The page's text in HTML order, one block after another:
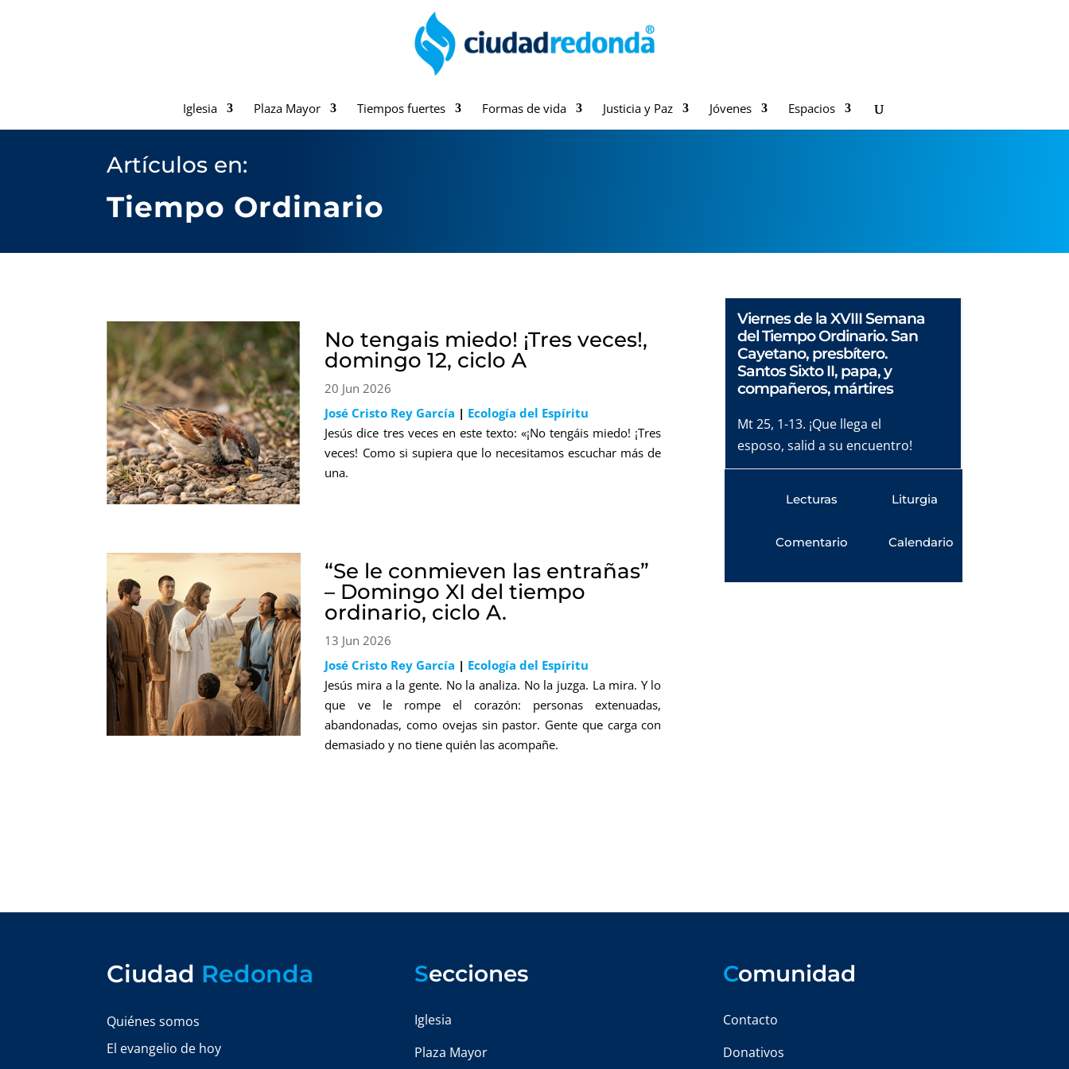
Iglesia Plaza Mayor Tiempos fuertes Formas de vida Justicia y Paz Jóvenes Espacios
Artículos en:
Tiempo Ordinario
No tengais miedo! ¡Tres veces!,
domingo 12, ciclo A
20 Jun 2026
José Cristo Rey García | Ecología del Espíritu
Jesús dice tres veces en este texto: «¡No tengáis miedo! ¡Tres
veces! Como si supiera que lo necesitamos escuchar más de
una.
“Se le conmieven las entrañas”
– Domingo XI del tiempo
ordinario, ciclo A.
13 Jun 2026
José Cristo Rey García | Ecología del Espíritu
Jesús mira a la gente. No la analiza. No la juzga. La mira. Y lo
que ve le rompe el corazón: personas extenuadas,
abandonadas, como ovejas sin pastor. Gente que carga con
demasiado y no tiene quién las acompañe.
Viernes de la XVIII Semana
del Tiempo Ordinario. San
Cayetano, presbítero.
Santos Sixto II, papa, y
compañeros, mártires
Mt 25, 1-13. ¡Que llega el
esposo, salid a su encuentro!
Lecturas
Comentario
Liturgia
Calendario
Ciudad Redonda
Quiénes somos
El evangelio de hoy
Secciones
Iglesia
Plaza Mayor
Comunidad
Contacto
Donativos